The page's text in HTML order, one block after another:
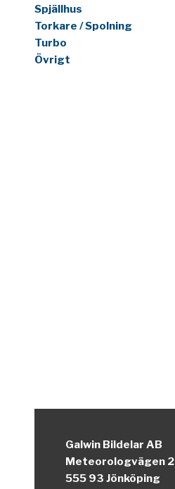
Spjällhus
Torkare / Spolning
Turbo
Övrigt
Galwin Bildelar AB
Meteorologvägen 2
555 93 Jönköping